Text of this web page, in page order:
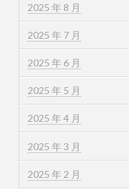
2025 年 8 月
2025 年 7 月
2025 年 6 月
2025 年 5 月
2025 年 4 月
2025 年 3 月
2025 年 2 月